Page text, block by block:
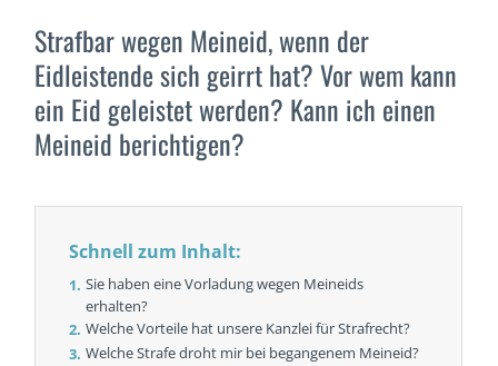
Strafbar wegen Meineid, wenn der
Eidleistende sich geirrt hat? Vor wem kann
ein Eid geleistet werden? Kann ich einen
Meineid berichtigen?
Schnell zum Inhalt:
Sie haben eine Vorladung wegen Meineids
erhalten?
Welche Vorteile hat unsere Kanzlei für Strafrecht?
Welche Strafe droht mir bei begangenem Meineid?